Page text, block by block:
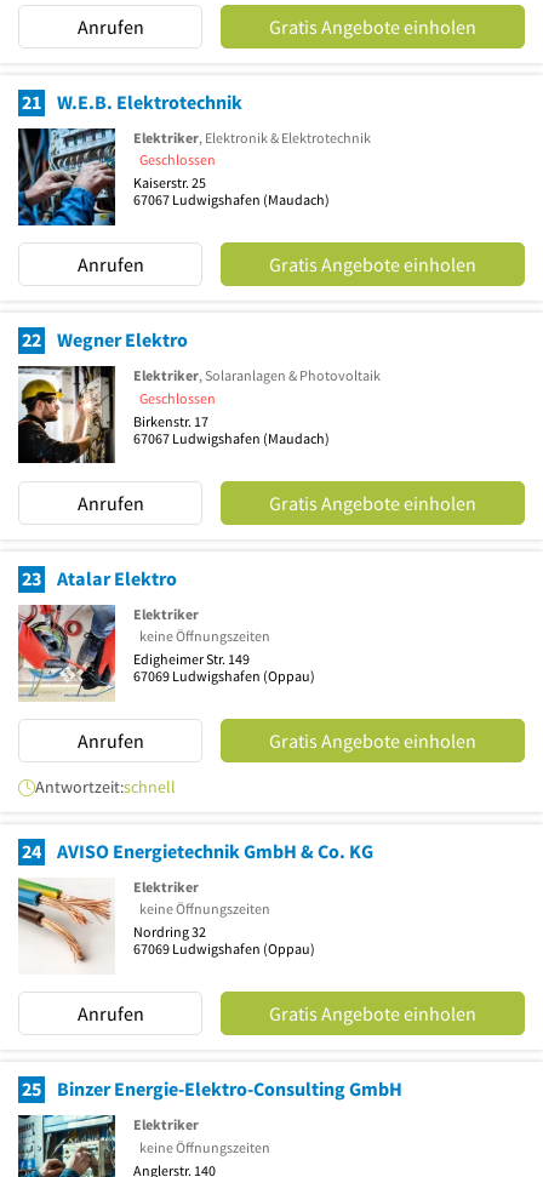
Anrufen Gratis Angebote einholen
21 W.E.B. Elektrotechnik
Elektriker, Elektronik & Elektrotechnik
Geschlossen
Kaiserstr. 25
67067 Ludwigshafen (Maudach)
Anrufen Gratis Angebote einholen
22 Wegner Elektro
Elektriker, Solaranlagen & Photovoltaik
Geschlossen
Birkenstr. 17
67067 Ludwigshafen (Maudach)
Anrufen Gratis Angebote einholen
23 Atalar Elektro
Elektriker
keine Öffnungszeiten
Edigheimer Str. 149
67069 Ludwigshafen (Oppau)
Anrufen Gratis Angebote einholen
Antwortzeit:schnell
24 AVISO Energietechnik GmbH & Co. KG
Elektriker
keine Öffnungszeiten
Nordring 32
67069 Ludwigshafen (Oppau)
Anrufen Gratis Angebote einholen
25 Binzer Energie-Elektro-Consulting GmbH
Elektriker
keine Öffnungszeiten
Anglerstr. 140